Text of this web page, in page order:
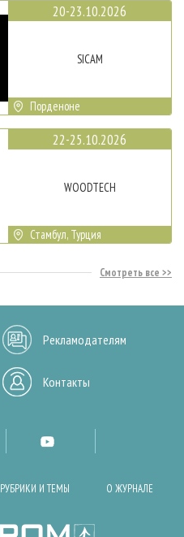
20-23.10.2026
SICAM
Порденоне
22-25.10.2026
WOODTECH
Стамбул, Турция
Смотреть все
Рекламодателям
Контакты
РУБРИКИ И ТЕМЫ О ЖУРНАЛЕ